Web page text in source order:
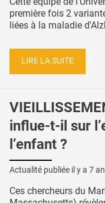
première fois 2
liées à la maladie
LIRE LA SUITE
influe-t-il sur
l’enfant ?
Actualité publiée il y a 7
Ces chercheurs du